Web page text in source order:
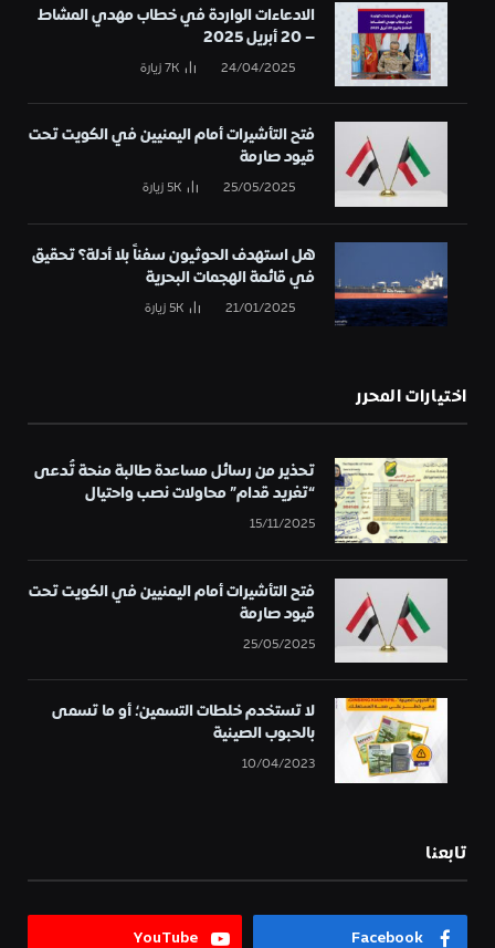
الادعاءات الواردة في خطاب مهدي المشاط
– 20 أبريل 2025
24/04/2025
7Kزيارة
فتح التأشيرات أمام اليمنيين في الكويت تحت
قيود صارمة
25/05/2025
5Kزيارة
هل استهدف الحوثيون سفناً بلا أدلة؟ تحقيق
في قائمة الهجمات البحرية
21/01/2025
5Kزيارة
اختيارات المحرر
تحذير من رسائل مساعدة طالبة منحة تُدعى
“تغريد قدام” محاولات نصب واحتيال
15/11/2025
فتح التأشيرات أمام اليمنيين في الكويت تحت
قيود صارمة
25/05/2025
لا تستخدم خلطات التسمين؛ أو ما تسمى
بالحبوب الصينية
10/04/2023
تابعنا
Facebook
YouTube